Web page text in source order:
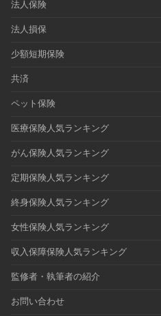
法人保険
法人損保
少額短期保険
共済
ペット保険
医療保険人気ランキング
がん保険人気ランキング
定期保険人気ランキング
終身保険人気ランキング
女性保険人気ランキング
収入保障保険人気ランキング
監修者・執筆者の紹介
お問い合わせ